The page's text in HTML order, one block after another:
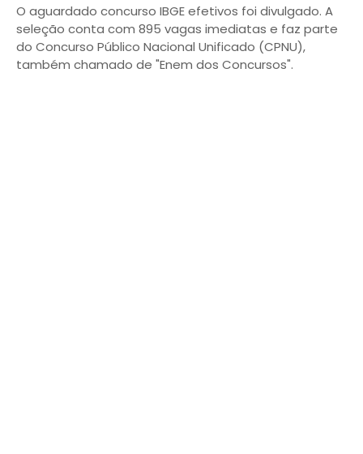
O aguardado concurso IBGE efetivos foi divulgado. A
seleção conta com 895 vagas imediatas e faz parte
do Concurso Público Nacional Unificado (CPNU),
também chamado de "Enem dos Concursos".